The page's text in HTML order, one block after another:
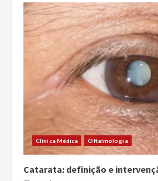
Clínica Médica Oftalmologia
Catarata: definição e